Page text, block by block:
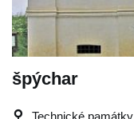
špýchar
Technické památky